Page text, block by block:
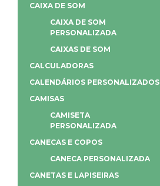
CAIXA DE SOM
CAIXA DE SOM
PERSONALIZADA
CAIXAS DE SOM
CALCULADORAS
CALENDÁRIOS PERSONALIZADOS
CAMISAS
CAMISETA
PERSONALIZADA
CANECAS E COPOS
CANECA PERSONALIZADA
CANETAS E LAPISEIRAS